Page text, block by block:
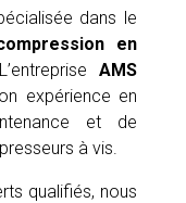
dans le
en
AMS
expérience en
et de
à vis.
qualifiés, nous